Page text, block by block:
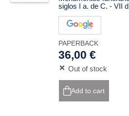
siglos I a. de C. - VII
PAPERBACK
36,00 €
Out of stock
Add to cart